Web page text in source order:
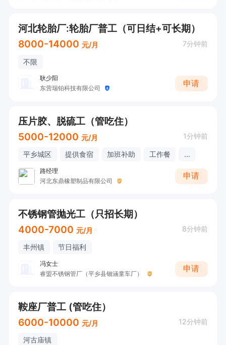
河北轮胎厂:轮胎厂普工（可日结+可长期）
8000-14000 元/月 7分钟前
不限
耿少阳
东营瑞铂科技有限公司
申请
压片胶、脱硫工（管吃住）
5000-12000 元/月 1分钟前
平乡城区 提供食宿 加班补助 工作餐 ...
路经理
河北东鼎橡塑制品有限公司
申请
不锈钢管抛光工（只招长期）
4000-7000 元/月 8分钟前
丰州镇 节日福利
冯女士
睿盟不锈钢管厂（平乡县钿涵童车厂）
申请
鞍座厂普工 (管吃住）
6000-10000 元/月 12分钟前
河古庙镇